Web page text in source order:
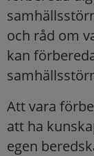
och råd om
kan
Att vara
att ha
egen